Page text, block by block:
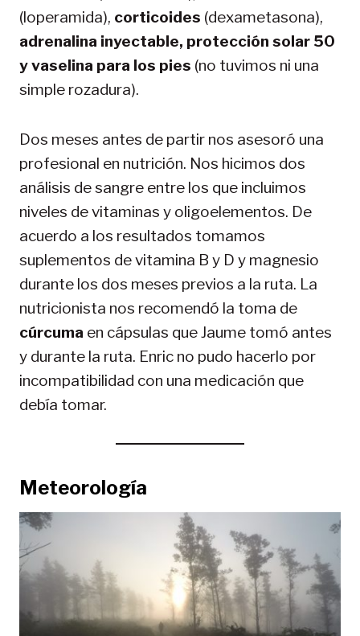
(loperamida), corticoides (dexametasona),
adrenalina inyectable, protección solar 50
y vaselina para los pies (no tuvimos ni una
simple rozadura).
Dos meses antes de partir nos asesoró una
profesional en nutrición. Nos hicimos dos
análisis de sangre entre los que incluimos
niveles de vitaminas y oligoelementos. De
acuerdo a los resultados tomamos
suplementos de vitamina B y D y magnesio
durante los dos meses previos a la ruta. La
nutricionista nos recomendó la toma de
cúrcuma en cápsulas que Jaume tomó antes
y durante la ruta. Enric no pudo hacerlo por
incompatibilidad con una medicación que
debía tomar.
Meteorología